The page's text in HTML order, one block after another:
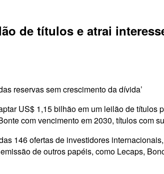
de títulos e atrai
reservas sem crescimento da dívida’
US$ 1,15 bilhão em um leilão de
com vencimento em 2030, títulos com
146 ofertas de investidores
de outros papéis, como Lecaps,